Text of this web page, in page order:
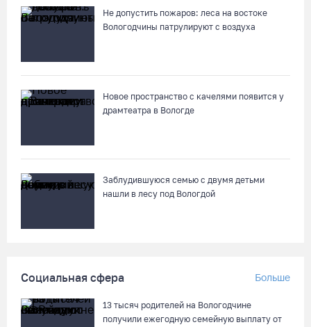
выборах в Госдуму
05.08.26 / 20:20
05.08.26 / 17:45
В заречной части Вологды открылся новый офис МФЦ
Осановская роща в Вологде стала современным парком с
есенинским настроением
05.08.26 / 16:22
Не допустить пожаров: леса на востоке
Вологодчины патрулируют с воздуха
Новое пространство с качелями появится у
драмтеатра в Вологде
Заблудившуюся семью с двумя детьми
нашли в лесу под Вологдой
Социальная сфера Больше
13 тысяч родителей на Вологодчине
получили ежегодную семейную выплату от